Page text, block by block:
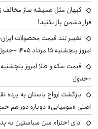
کیهان مثل همیشه ساز مخالف
فرار دشمن باز نکنید!
تغییر تند قیمت محصولات
امروز پنجشنبه ۱۵ مرداد ۱۴۰۵ +جدول
+جدول
بازگشت ارواح باستان به پرده
اصلی «مومیایی» دوباره دور هم
ادای احترام سن سباستین به